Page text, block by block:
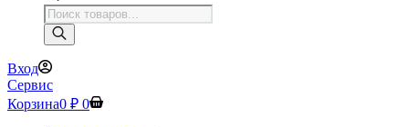
Поиск
товаров
Вход
Сервис
Корзина0 ₽ 0